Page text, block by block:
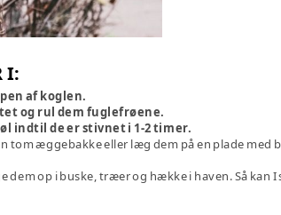
I:
af koglen.
og rul dem fuglefrøene.
indtil de er stivnet i 1-2 timer.
tom æggebakke eller læg dem på en plade
dem op i buske, træer og hække i haven. Så kan